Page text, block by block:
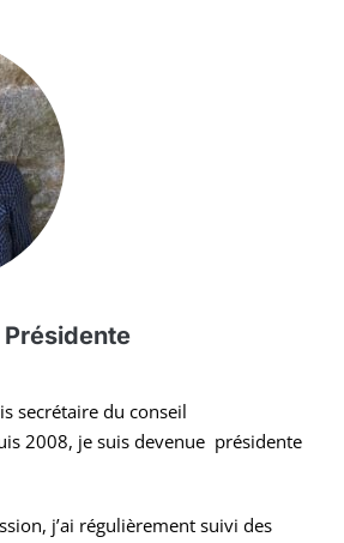
secrétaire du conseil
2008, je suis devenue présidente
j’ai régulièrement suivi des